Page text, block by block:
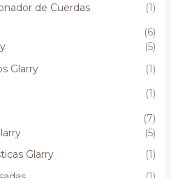
de Cuerdas
(1)
(6)
(5)
Glarry
(1)
(1)
(7)
(5)
Glarry
(1)